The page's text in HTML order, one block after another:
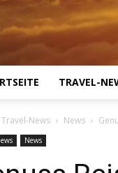
TRAVEL-
Travel-News News
News